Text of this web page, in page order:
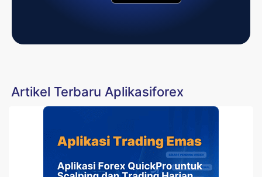
Artikel Terbaru Aplikasiforex